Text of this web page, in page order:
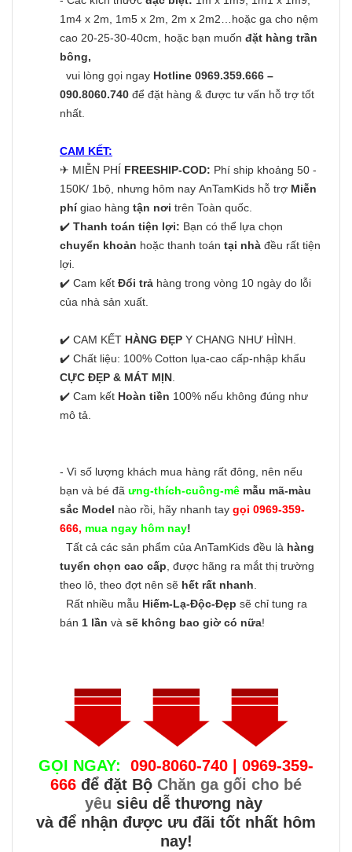
1m4 x 2m, 1m5 x 2m, 2m x 2m2…hoặc ga cho nệm
cao 20-25-30-40cm, hoặc bạn muốn đặt hàng trần
bông,
vui lòng gọi ngay Hotline 0969.359.666 –
090.8060.740 để đặt hàng & được tư vấn hỗ trợ tốt
nhất.
CAM KẾT:
✈ MIỄN PHÍ FREESHIP-COD: Phí ship khoảng 50 -
150K/ 1bộ, nhưng hôm nay AnTamKids hỗ trợ Miễn
phígiao hàng tận nơi trên Toàn quốc.
✔️ Thanh toán tiện lợi: Bạn có thể lựa chọn
chuyển khoản hoặc thanh toán tại nhà đều rất tiện
lợi.
✔️ Cam kết Đổi trả hàng trong vòng 10 ngày do lỗi
của nhà sản xuất.
✔️ CAM KẾT HÀNG ĐẸP Y CHANG NHƯ HÌNH.
✔️ Chất liệu: 100% Cotton lụa-cao cấp-nhập khẩu
CỰC ĐẸP & MÁT MỊN
✔️ Cam kết Hoàn tiền 100% nếu không đúng như
mô tả.
- Vì số lượng khách mua hàng rất đông, nên nếu
bạn và bé đã ưng-thích-cuồng-mê mẫu mã-màu
sắc Model nào rồi, hãy nhanh tay gọi 0969-359-
666, mua ngay hôm nay!
Tất cả các sản phẩm của AnTamKids đều là hàng
tuyển chọn cao cấp , được hãng ra mắt thị trường
theo lô, theo đợt nên sẽ hết rất nhanh
Rất nhiều mẫu Hiếm-Lạ-Độc-Đẹp sẽ chỉ tung ra
bán 1 lần và sẽ không bao giờ có nữa!
GỌI NGAY:
090-8060-740 | 0969-359-
666 để đặt Bộ Chăn ga gối cho bé
yêu siêu dễ thương này
và để nhận được ưu đãi tốt nhất hôm
nay!